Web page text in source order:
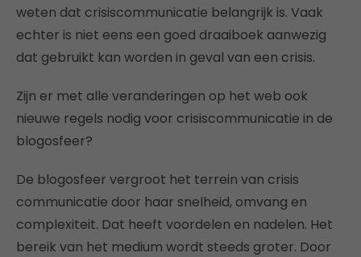
weten dat crisiscommunicatie belangrijk is. Vaak
echter is niet eens een goed draaiboek aanwezig
dat gebruikt kan worden in geval van een crisis.
Zijn er met alle veranderingen op het web ook
nieuwe regels nodig voor crisiscommunicatie in de
blogosfeer?
De blogosfeer vergroot het terrein van crisis
communicatie door haar snelheid, omvang en
complexiteit. Dat heeft voordelen en nadelen. Het
bereik van het medium wordt steeds groter. Door